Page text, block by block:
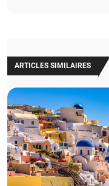
ARTICLES SIMILAIRES